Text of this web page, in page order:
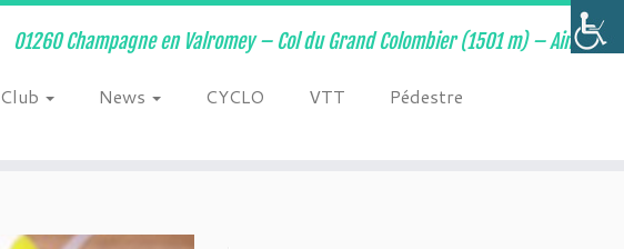
01260 Champagne en Valromey – Col du Grand Colombier (1501 m) – Ain –
Club News CYCLO VTT
Pédestre